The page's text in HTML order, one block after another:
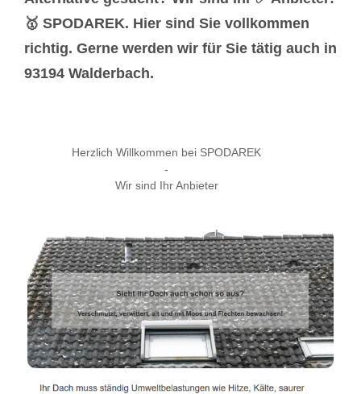
🥇 SPODAREK. Hier sind Sie vollkommen
richtig. Gerne werden wir für Sie tätig auch in
93194 Walderbach.
Herzlich Willkommen bei SPODAREK
-
Wir sind Ihr Anbieter